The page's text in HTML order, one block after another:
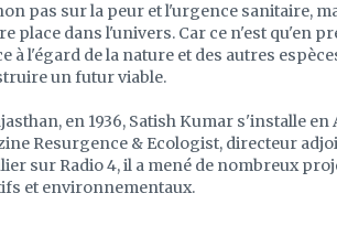
pas sur la peur et l'urgence sanitaire,
place dans l'univers. Car ce n'est qu'en
à l'égard de la nature et des autres
un futur viable.
en 1936, Satish Kumar s'installe
Resurgence & Ecologist, directeur
sur Radio 4, il a mené de nombreux
et environnementaux.